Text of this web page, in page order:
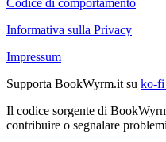
Codice di comportamento
Informativa sulla Privacy
Impressum
Supporta BookWyrm.it su ko-fi
Il codice sorgente di
contribuire o segnalare